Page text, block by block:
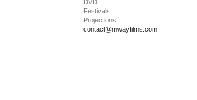
DVD
Festivals
Projections
contact@mwayfilms.com